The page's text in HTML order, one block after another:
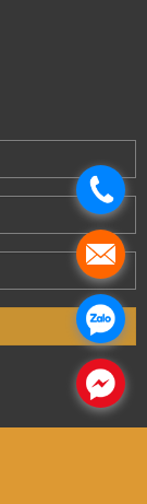
.
.
.
.